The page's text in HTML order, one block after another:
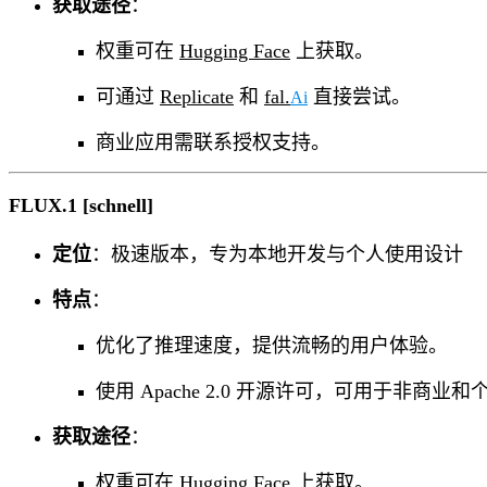
获取途径：
权重可在 Hugging Face 上获取。
可通过 Replicate 和 fal.Ai 直接尝试。
商业应用需联系授权支持。
FLUX.1 [schnell]
定位：极速版本，专为本地开发与个人使用设计
特点：
优化了推理速度，提供流畅的用户体验。
使用 Apache 2.0 开源许可，可用于非商业和
获取途径：